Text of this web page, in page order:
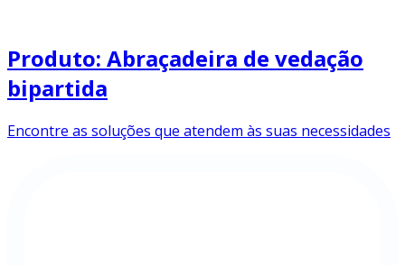
Produto: Abraçadeira de vedação
bipartida
Encontre as soluções que atendem às suas necessidades